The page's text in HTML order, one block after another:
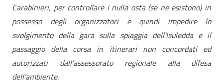
Carabinieri, per controllare i nulla osta (se ne esistono) in
possesso degli organizzatori e quindi impedire lo
svolgimento della gara sulla spiaggia dell’Isuledda e il
passaggio della corsa in itinerari non concordati ed
autorizzati dall’assessorato regionale alla difesa
dell’ambiente.